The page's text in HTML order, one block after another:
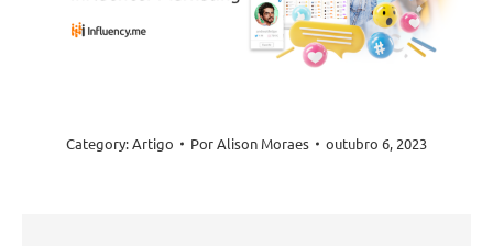
Category:Artigo PorAlison Moraes outubro 6, 2023